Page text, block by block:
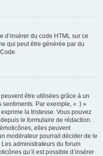
d’insérer du code HTML sur ce
qui peut être générée par du
être utilisées grâce à un
sentiments. Par exemple, « :) »
la tristesse. Vous pouvez
le formulaire de rédaction.
elles peuvent
modérateur pourrait décider de le
administrateurs du forum
qu’il est possible d’insérer